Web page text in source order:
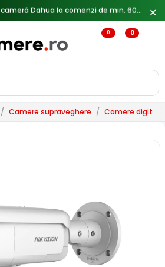
doar in luna iulie → Vezi ofertele ✕
0 0
/ Camere supraveghere / Camere digitale